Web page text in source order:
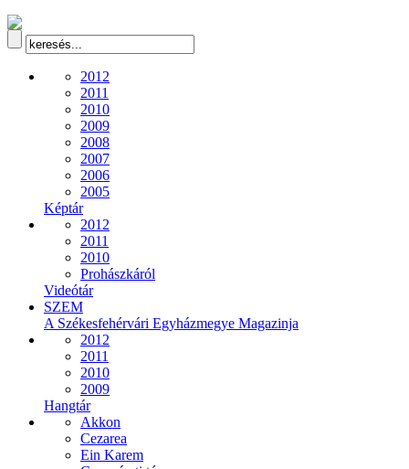
2012
2011
2010
2009
2008
2007
2006
2005
Képtár
2012
2011
2010
Prohászkáról
Videótár
SZEM
A Székesfehérvári Egyházmegye Magazinja
2012
2011
2010
2009
Hangtár
Akkon
Cezarea
Ein Karem